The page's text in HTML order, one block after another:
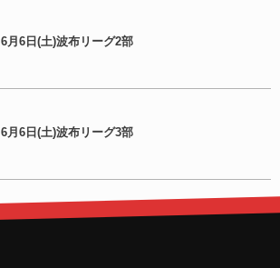
6月6日(土)波布リーグ2部
6月6日(土)波布リーグ3部